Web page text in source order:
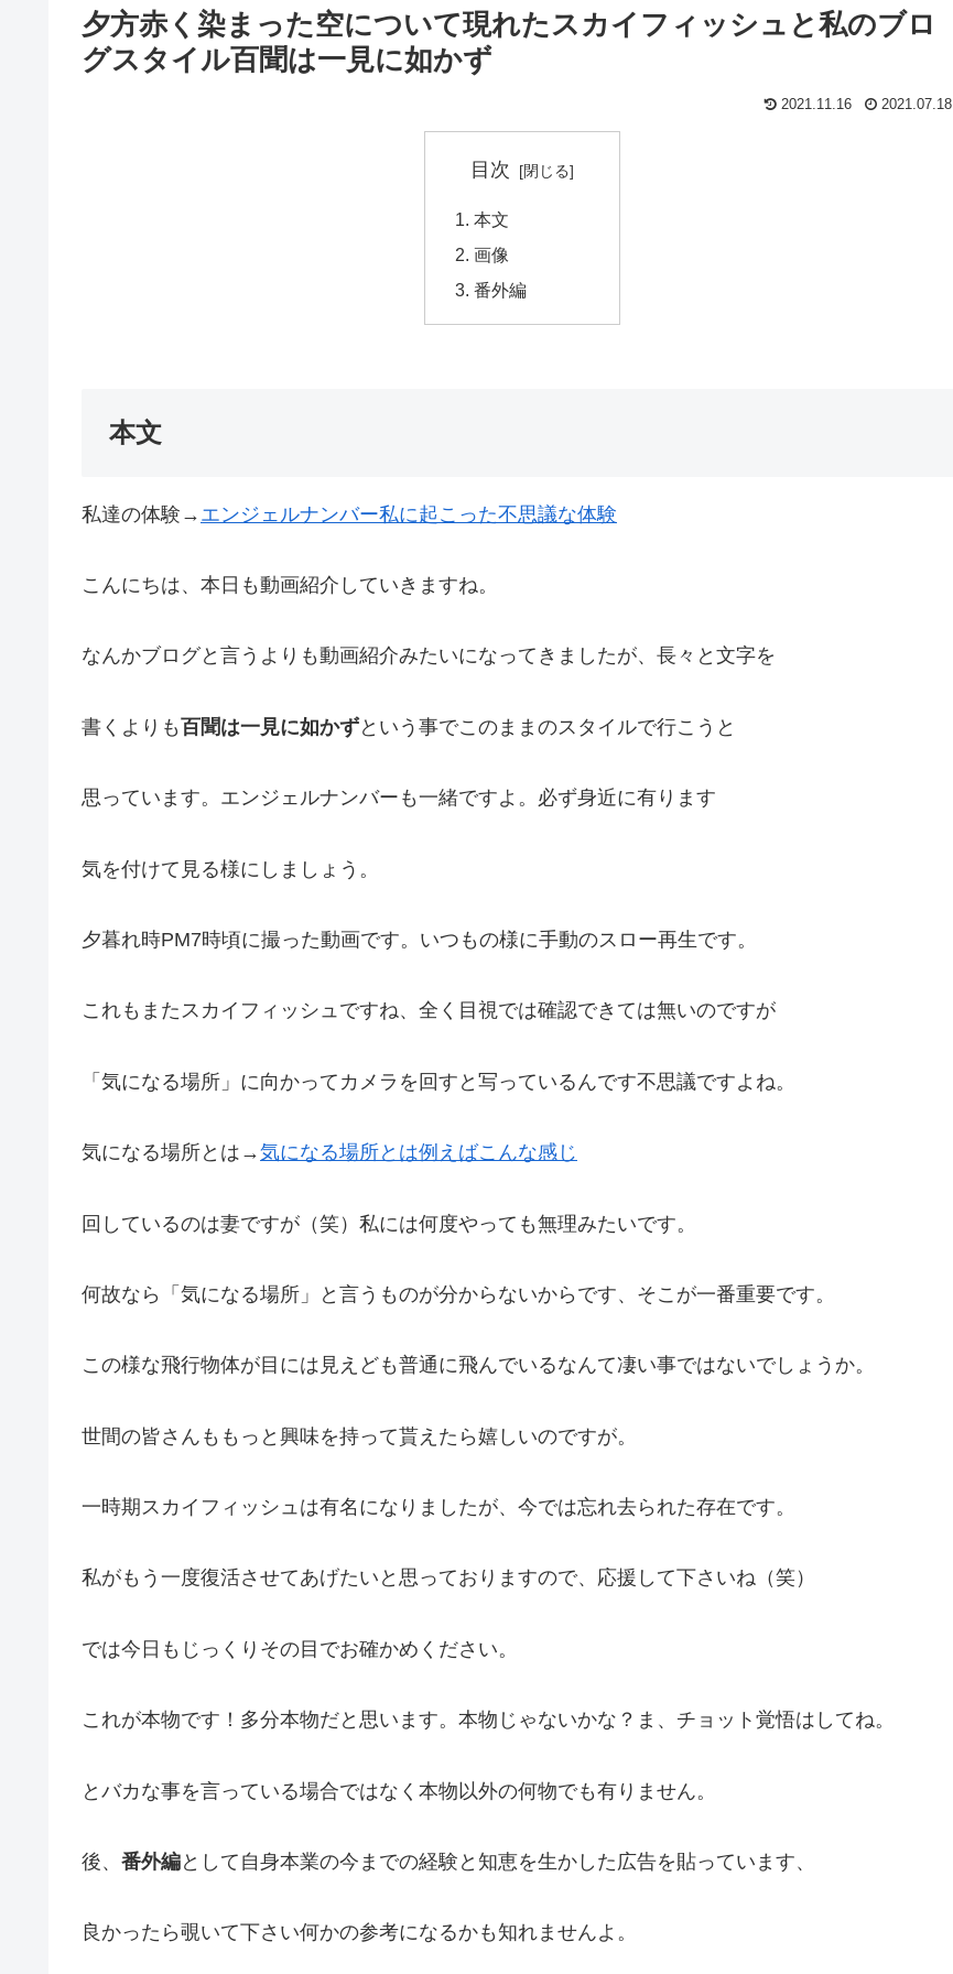
夕方赤く染まった空について現れたスカイフィッシュと私のブロ
グスタイル百聞は一見に如かず
2021.11.16 2021.07.18
目次
本文
画像
番外編
本文
私達の体験→ エンジェルナンバー私に起こった不思議な体験
こんにちは、本日も動画紹介していきますね。
なんかブログと言うよりも動画紹介みたいになってきましたが、長々と文字を
書くよりも百聞は一見に如かずという事でこのままのスタイルで行こうと
思っています。エンジェルナンバーも一緒ですよ。必ず身近に有ります
気を付けて見る様にしましょう。
夕暮れ時PM7時頃に撮った動画です。いつもの様に手動のスロー再生です。
これもまたスカイフィッシュですね、全く目視では確認できては無いのですが
「気になる場所」に向かってカメラを回すと写っているんです不思議ですよね。
気になる場所とは→気になる場所とは例えばこんな感じ
回しているのは妻ですが（笑）私には何度やっても無理みたいです。
何故なら「気になる場所」と言うものが分からないからです、そこが一番重要です。
この様な飛行物体が目には見えども普通に飛んでいるなんて凄い事ではないでしょうか。
世間の皆さんももっと興味を持って貰えたら嬉しいのですが。
一時期スカイフィッシュは有名になりましたが、今では忘れ去られた存在です。
私がもう一度復活させてあげたいと思っておりますので、応援して下さいね（笑）
では今日もじっくりその目でお確かめください。
これが本物です！多分本物だと思います。本物じゃないかな？ま、チョット覚悟はしてね。
とバカな事を言っている場合ではなく本物以外の何物でも有りません。
後、 番外編として自身本業の今までの経験と知恵を生かした広告を貼っています、
良かったら覗いて下さい何かの参考になるかも知れませんよ。